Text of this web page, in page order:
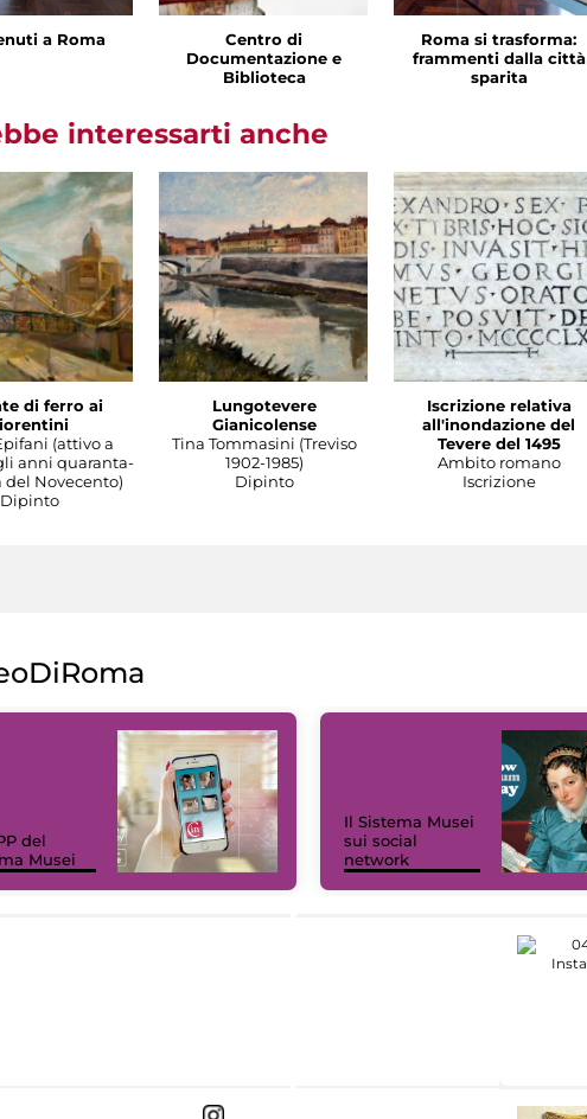
a Roma
Centro di
Documentazione e
Biblioteca
Roma si trasforma:
frammenti dalla città
sparita
interessarti anche
di ferro ai
(attivo a
anni quaranta-
del Novecento)
Dipinto
Lungotevere
Gianicolense
Tina Tommasini (Treviso
1902-1985)
Dipinto
Iscrizione relativa
all'inondazione del
Tevere del 1495
Ambito romano
Iscrizione
del
Musei
Il Sistema Musei
sui social
network